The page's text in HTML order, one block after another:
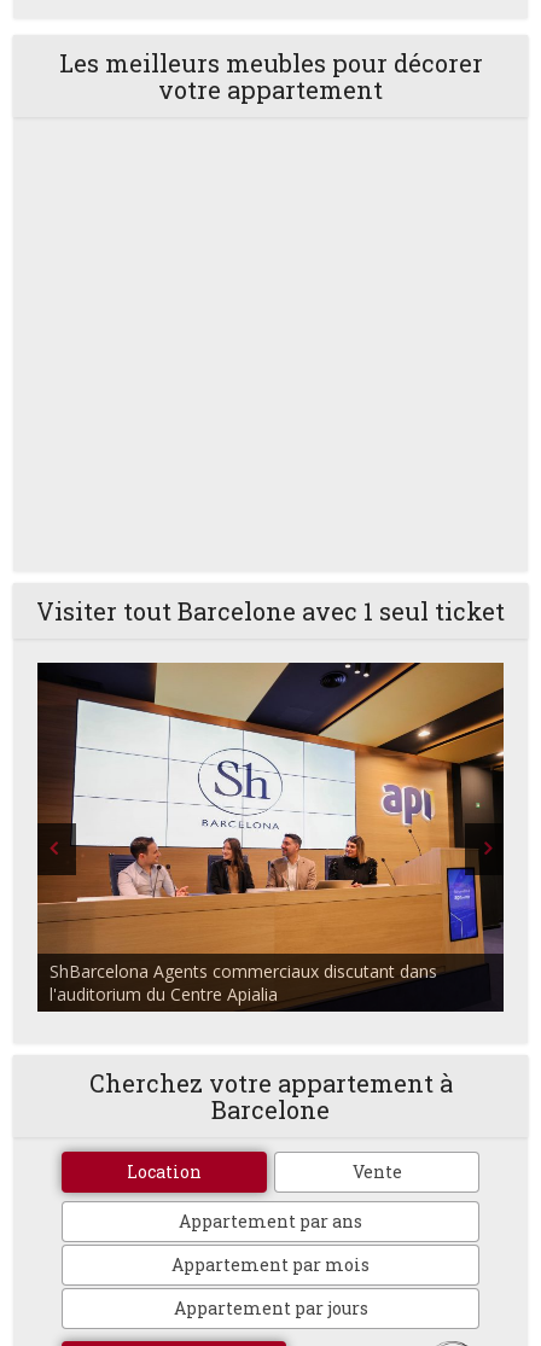
Les meilleurs meubles pour décorer
votre appartement
Visiter tout Barcelone avec 1 seul ticket
ShBarcelona Agents commerciaux discutant dans
l'auditorium du Centre Apialia
Cherchez votre appartement à
Barcelone
Location Vente
Appartement par ans
Appartement par mois
Appartement par jours